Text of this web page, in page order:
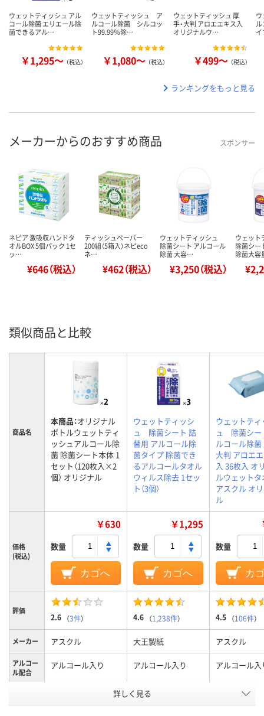
ウェットティッシュ アル
コール除菌 エリエール除
菌できるアル…
￥1,295～ （税込）
ウェットティッシュ ア
ルコール除菌 シルコッ
ト99.99％除…
￥1,080～ （税込）
ウェットティッシュ 厚
手・大判 アロエエキス入
オリジナルウ…
￥499～ （税込）
ウ
ル
ランキングをもっと見る
メーカーからのおすすめ商品 スポンサー
ネピア 激吸収ハンドタ
オルBOX 5個パック 1セ
ッ…
¥646（税込）
ティッシュペーパー
200組（5箱入）ネピeco
ネ…
¥462（税込）
ウェットティッシュ
除菌シート アルコール
除菌 大容…
¥3,250（税込）
ウェッ
除菌シー
除菌大
類似商品と比較
商品名
本商品：オリジナル
ボトルウェットティ
ッシュアルコール除
菌 除菌シート本体 1
セット（120枚入×2
個） オリジナル
ウェットティッシ
ュ 除菌シート 詰
替用 アルコール除
菌タイプ 除菌でき
るアルコールタオル
ウィルス除去 1セッ
ト（3個）
ウェットティ
ュ 除菌シー
ルコール除菌
大判 アロエ
入 36枚入 オ
ルウェットタ
アスクル オ
ル
価格
(税込)
￥630
数量
カゴへ
￥1,295
数量
カゴへ
数量
カ
評価
2.6 （3件） 4.6 （1,238件） 4.5 （106件）
メーカー アスクル 大王製紙 アスクル
アルコー
ル配合
アルコール入り アルコール入り アルコール入
ボトル
詳しく見る